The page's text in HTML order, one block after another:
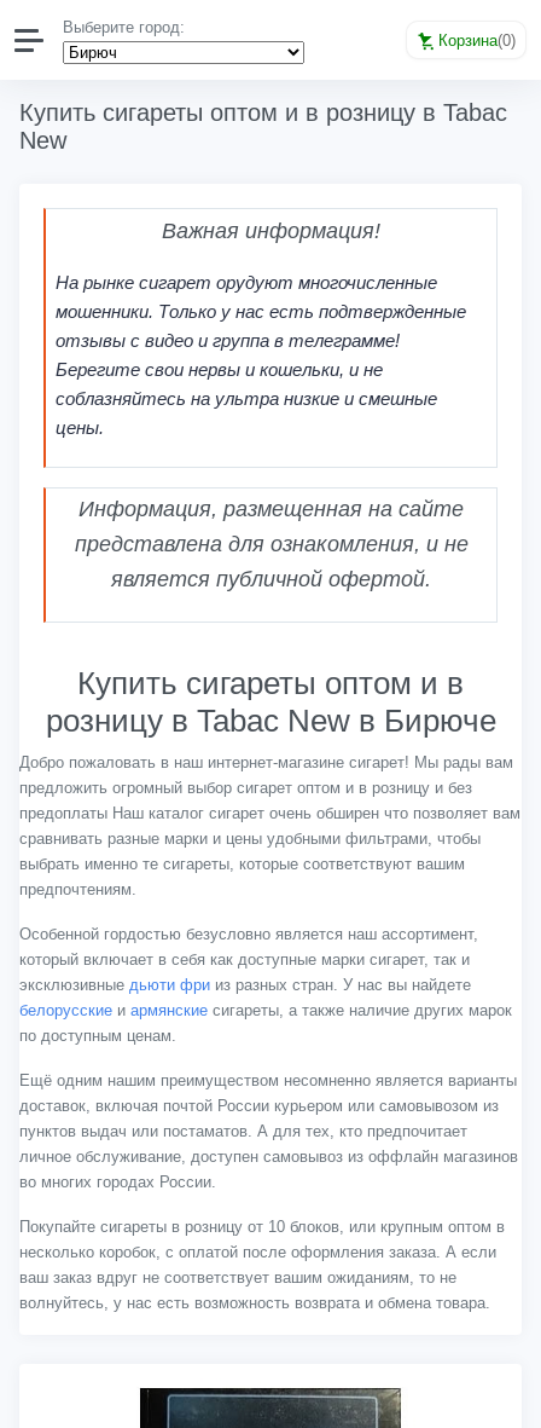
Выберите город:
Корзина(0)
Купить сигареты оптом и в розницу в Tabac
New
Важная информация!
На рынке сигарет орудуют многочисленные
мошенники. Только у нас есть подтвержденные
отзывы с видео и группа в телеграмме!
Берегите свои нервы и кошельки, и не
соблазняйтесь на ультра низкие и смешные
цены.
Информация, размещенная на сайте
представлена для ознакомления, и не
является публичной офертой.
Купить сигареты оптом и в
розницу в Tabac New в Бирюче
Добро пожаловать в наш интернет-магазине сигарет! Мы рады вам
предложить огромный выбор сигарет оптом и в розницу и без
предоплаты Наш каталог сигарет очень обширен что позволяет вам
сравнивать разные марки и цены удобными фильтрами, чтобы
выбрать именно те сигареты, которые соответствуют вашим
предпочтениям.
Особенной гордостью безусловно является наш ассортимент,
который включает в себя как доступные марки сигарет, так и
эксклюзивные дьюти фри из разных стран. У нас вы найдете
белорусские и армянские сигареты, а также наличие других марок
по доступным ценам.
Ещё одним нашим преимуществом несомненно является варианты
доставок, включая почтой России курьером или самовывозом из
пунктов выдач или постаматов. А для тех, кто предпочитает
личное обслуживание, доступен самовывоз из оффлайн магазинов
во многих городах России.
Покупайте сигареты в розницу от 10 блоков, или крупным оптом в
несколько коробок, с оплатой после оформления заказа. А если
ваш заказ вдруг не соответствует вашим ожиданиям, то не
волнуйтесь, у нас есть возможность возврата и обмена товара.